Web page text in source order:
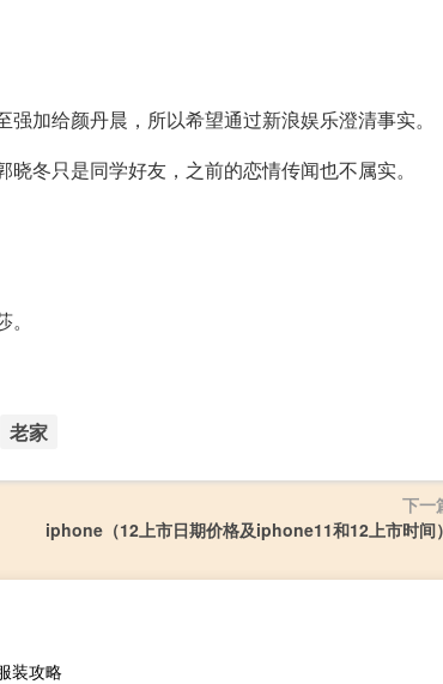
加给颜丹晨，所以希望通过新浪娱乐澄清事实。
冬只是同学好友，之前的恋情传闻也不属实。
老家
下一
iphone（12上市日期价格及iphone11和12上市时间）
装攻略